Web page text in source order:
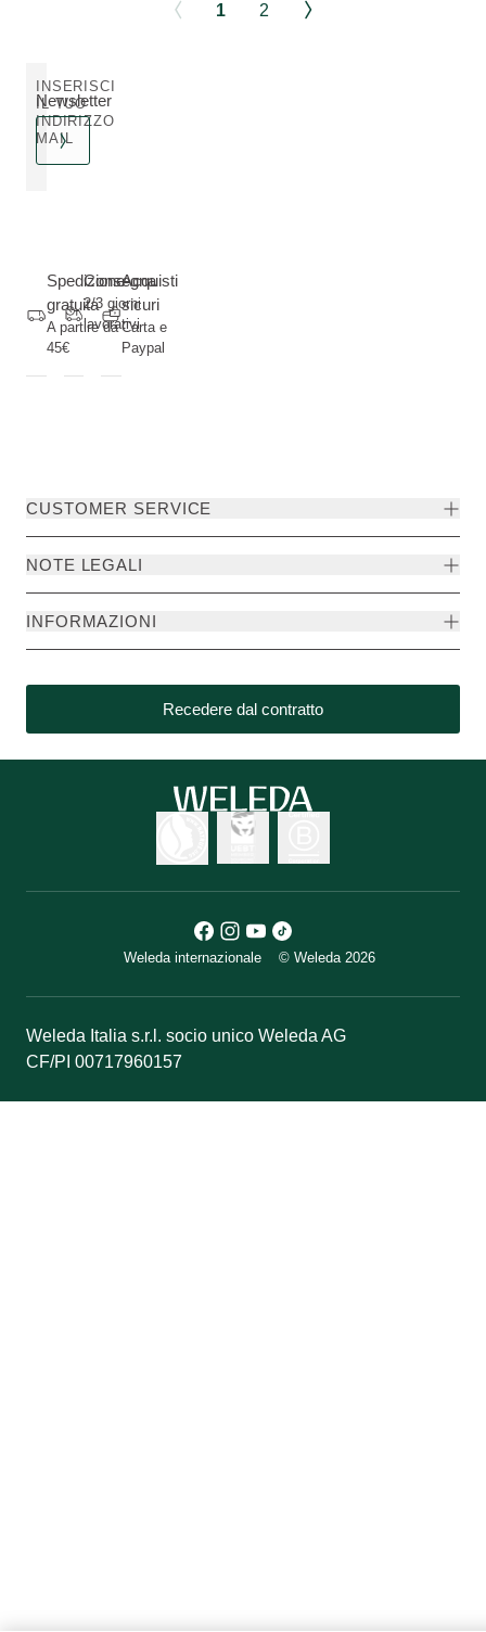
1
2
Newsletter
INSERISCI
IL TUO
INDIRIZZO
MAIL
Spedizione
gratuita
A partire da
45€
Consegna
2/3 giorni
lavorativi
Acquisti
sicuri
Carta e
Paypal
CUSTOMER SERVICE
NOTE LEGALI
INFORMAZIONI
Recedere dal contratto
Weleda internazionale © Weleda 2026
Weleda Italia s.r.l. socio unico Weleda AG
CF/PI 00717960157